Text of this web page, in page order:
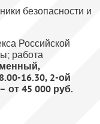
безопасности и
Российской
работа
16.30, 2-ой
от 45 000 руб.